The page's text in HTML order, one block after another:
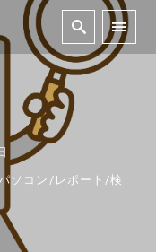
パソコン / レポート /検